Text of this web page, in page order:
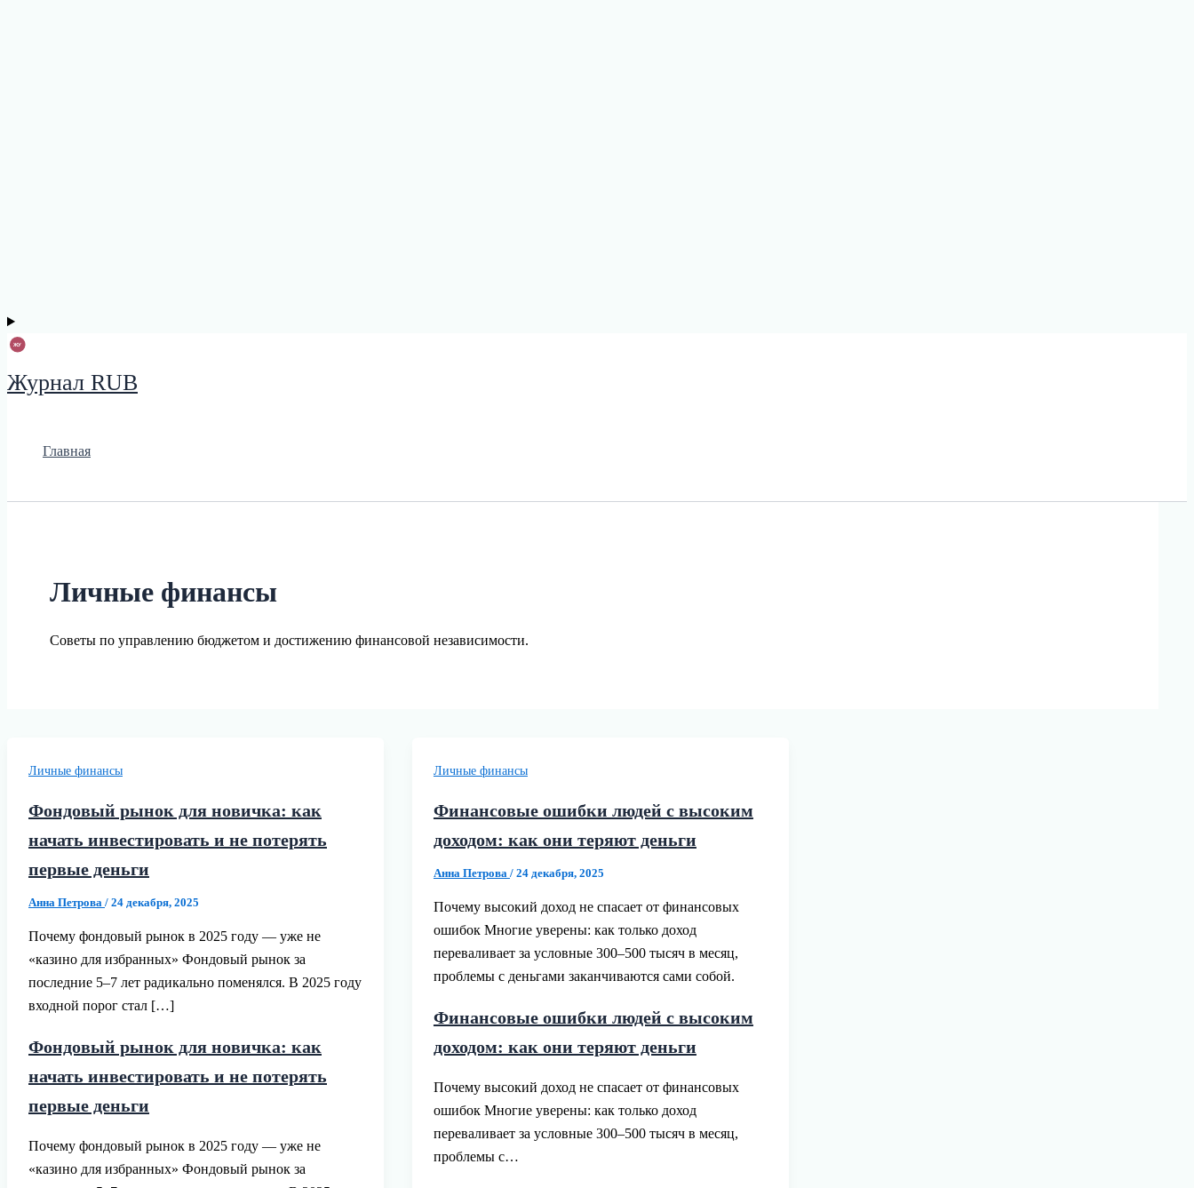
Журнал RUB
Главная
Личные финансы
Советы по управлению бюджетом и достижению финансовой независимости.
Личные финансы
Фондовый рынок для новичка: как
начать инвестировать и не потерять
первые деньги
Анна Петрова / 24 декабря, 2025
Почему фондовый рынок в 2025 году — уже не
«казино для избранных» Фондовый рынок за
последние 5–7 лет радикально поменялся. В 2025 году
входной порог стал […]
Фондовый рынок для новичка: как
начать инвестировать и не потерять
первые деньги
Почему фондовый рынок в 2025 году — уже не
«казино для избранных» Фондовый рынок за
Личные финансы
Финансовые ошибки людей с высоким
доходом: как они теряют деньги
Анна Петрова / 24 декабря, 2025
Почему высокий доход не спасает от финансовых
ошибок Многие уверены: как только доход
переваливает за условные 300–500 тысяч в месяц,
проблемы с деньгами заканчиваются сами собой.
Финансовые ошибки людей с высоким
доходом: как они теряют деньги
Почему высокий доход не спасает от финансовых
ошибок Многие уверены: как только доход
переваливает за условные 300–500 тысяч в месяц,
проблемы с…